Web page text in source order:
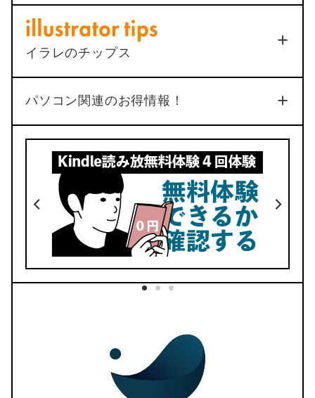
2021年8月1日
3
4
き
今どきデザインでオシャレ
リフィルは豊富な50種類以上
BOOTHでダウンロード
イラレのチップス
No.33
パソコン関連のお得情報！